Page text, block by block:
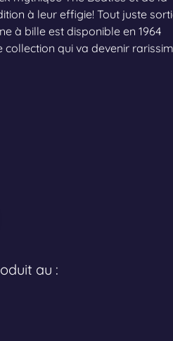
à leur effigie! Tout juste
à bille est disponible en 1964
qui va devenir
au :